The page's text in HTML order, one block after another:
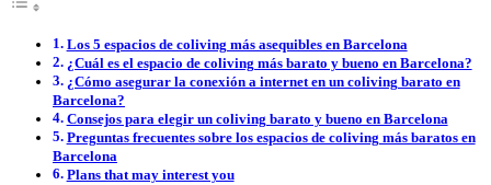
Los 5 espacios de coliving más asequibles en Barcelona
¿Cuál es el espacio de coliving más barato y bueno en Barcelona?
¿Cómo asegurar la conexión a internet en un coliving barato en
Barcelona?
Consejos para elegir un coliving barato y bueno en Barcelona
Preguntas frecuentes sobre los espacios de coliving más baratos en
Barcelona
Plans that may interest you